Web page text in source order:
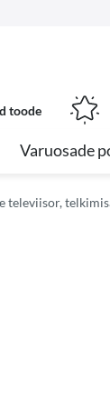
toode
Varuosade
televiisor,